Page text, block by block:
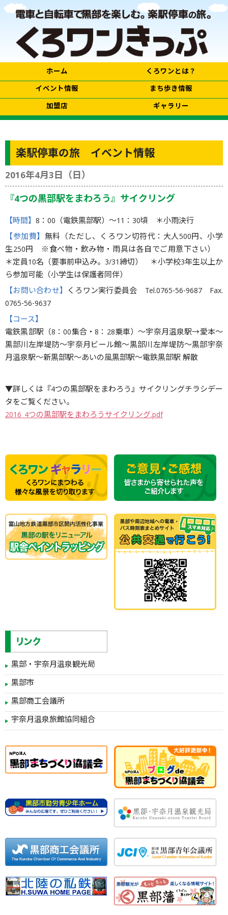
ホーム
くろワンとは？
イベント情報
まち歩き情報
加盟店
ギャラリー
楽駅停車の旅 イベント情報
2016年4月3日（日）
『4つの黒部駅をまわろう』サイクリング
【時間】 8：00（電鉄黒部駅）〜11：30頃 ＊小雨決行
【参加費】 無料（ただし、くろワン切符代：大人500円、小学
生250円 ※食べ物・飲み物・雨具は各自でご用意下さい）
＊定員10名（要事前申込み。3/31締切） ＊小学校3年生以上か
ら参加可能（小学生は保護者同伴）
【お問い合わせ】 くろワン実行委員会 Tel.0765-56-9687 Fax.
0765-56-9637
【コース】
電鉄黒部駅（8：00集合・8：28乗車）〜宇奈月温泉駅→愛本〜
黒部川左岸堤防〜宇奈月ビール館〜黒部川左岸堤防〜黒部宇奈
月温泉駅〜新黒部駅〜あいの風黒部駅〜電鉄黒部駅 解散
▼詳しくは『4つの黒部駅をまわろう』サイクリングチラシデー
タをご覧ください。
2016_4つの黒部駅をまわろうサイクリング.pdf
黒部・宇奈月温泉観光局
黒部市
黒部商工会議所
宇奈月温泉旅館協同組合